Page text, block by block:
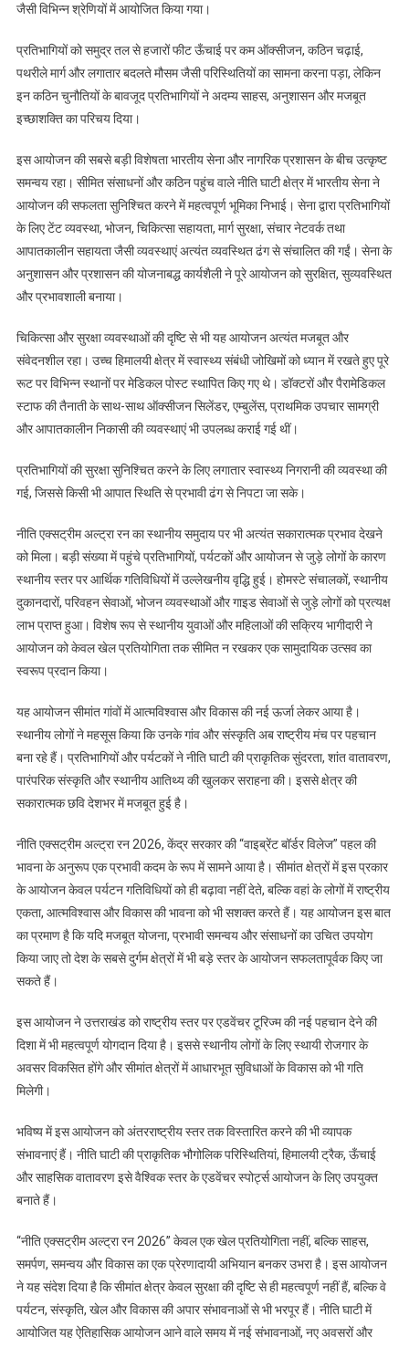
जैसी विभिन्न श्रेणियों में आयोजित किया गया।
प्रतिभागियों को समुद्र तल से हजारों फीट ऊँचाई पर कम ऑक्सीजन, कठिन चढ़ाई,
पथरीले मार्ग और लगातार बदलते मौसम जैसी परिस्थितियों का सामना करना पड़ा, लेकिन
इन कठिन चुनौतियों के बावजूद प्रतिभागियों ने अदम्य साहस, अनुशासन और मजबूत
इच्छाशक्ति का परिचय दिया।
इस आयोजन की सबसे बड़ी विशेषता भारतीय सेना और नागरिक प्रशासन के बीच उत्कृष्ट
समन्वय रहा। सीमित संसाधनों और कठिन पहुंच वाले नीति घाटी क्षेत्र में भारतीय सेना ने
आयोजन की सफलता सुनिश्चित करने में महत्वपूर्ण भूमिका निभाई। सेना द्वारा प्रतिभागियों
के लिए टेंट व्यवस्था, भोजन, चिकित्सा सहायता, मार्ग सुरक्षा, संचार नेटवर्क तथा
आपातकालीन सहायता जैसी व्यवस्थाएं अत्यंत व्यवस्थित ढंग से संचालित की गईं। सेना के
अनुशासन और प्रशासन की योजनाबद्ध कार्यशैली ने पूरे आयोजन को सुरक्षित, सुव्यवस्थित
और प्रभावशाली बनाया।
चिकित्सा और सुरक्षा व्यवस्थाओं की दृष्टि से भी यह आयोजन अत्यंत मजबूत और
संवेदनशील रहा। उच्च हिमालयी क्षेत्र में स्वास्थ्य संबंधी जोखिमों को ध्यान में रखते हुए पूरे
रूट पर विभिन्न स्थानों पर मेडिकल पोस्ट स्थापित किए गए थे। डॉक्टरों और पैरामेडिकल
स्टाफ की तैनाती के साथ-साथ ऑक्सीजन सिलेंडर, एम्बुलेंस, प्राथमिक उपचार सामग्री
और आपातकालीन निकासी की व्यवस्थाएं भी उपलब्ध कराई गई थीं।
प्रतिभागियों की सुरक्षा सुनिश्चित करने के लिए लगातार स्वास्थ्य निगरानी की व्यवस्था की
गई, जिससे किसी भी आपात स्थिति से प्रभावी ढंग से निपटा जा सके।
नीति एक्सट्रीम अल्ट्रा रन का स्थानीय समुदाय पर भी अत्यंत सकारात्मक प्रभाव देखने
को मिला। बड़ी संख्या में पहुंचे प्रतिभागियों, पर्यटकों और आयोजन से जुड़े लोगों के कारण
स्थानीय स्तर पर आर्थिक गतिविधियों में उल्लेखनीय वृद्धि हुई। होमस्टे संचालकों, स्थानीय
दुकानदारों, परिवहन सेवाओं, भोजन व्यवस्थाओं और गाइड सेवाओं से जुड़े लोगों को प्रत्यक्ष
लाभ प्राप्त हुआ। विशेष रूप से स्थानीय युवाओं और महिलाओं की सक्रिय भागीदारी ने
आयोजन को केवल खेल प्रतियोगिता तक सीमित न रखकर एक सामुदायिक उत्सव का
स्वरूप प्रदान किया।
यह आयोजन सीमांत गांवों में आत्मविश्वास और विकास की नई ऊर्जा लेकर आया है।
स्थानीय लोगों ने महसूस किया कि उनके गांव और संस्कृति अब राष्ट्रीय मंच पर पहचान
बना रहे हैं। प्रतिभागियों और पर्यटकों ने नीति घाटी की प्राकृतिक सुंदरता, शांत वातावरण,
पारंपरिक संस्कृति और स्थानीय आतिथ्य की खुलकर सराहना की। इससे क्षेत्र की
सकारात्मक छवि देशभर में मजबूत हुई है।
नीति एक्सट्रीम अल्ट्रा रन 2026, केंद्र सरकार की “वाइब्रेंट बॉर्डर विलेज” पहल की
भावना के अनुरूप एक प्रभावी कदम के रूप में सामने आया है। सीमांत क्षेत्रों में इस प्रकार
के आयोजन केवल पर्यटन गतिविधियों को ही बढ़ावा नहीं देते, बल्कि वहां के लोगों में राष्ट्रीय
एकता, आत्मविश्वास और विकास की भावना को भी सशक्त करते हैं। यह आयोजन इस बात
का प्रमाण है कि यदि मजबूत योजना, प्रभावी समन्वय और संसाधनों का उचित उपयोग
किया जाए तो देश के सबसे दुर्गम क्षेत्रों में भी बड़े स्तर के आयोजन सफलतापूर्वक किए जा
सकते हैं।
इस आयोजन ने उत्तराखंड को राष्ट्रीय स्तर पर एडवेंचर टूरिज्म की नई पहचान देने की
दिशा में भी महत्वपूर्ण योगदान दिया है। इससे स्थानीय लोगों के लिए स्थायी रोजगार के
अवसर विकसित होंगे और सीमांत क्षेत्रों में आधारभूत सुविधाओं के विकास को भी गति
मिलेगी।
भविष्य में इस आयोजन को अंतरराष्ट्रीय स्तर तक विस्तारित करने की भी व्यापक
संभावनाएं हैं। नीति घाटी की प्राकृतिक भौगोलिक परिस्थितियां, हिमालयी ट्रैक, ऊँचाई
और साहसिक वातावरण इसे वैश्विक स्तर के एडवेंचर स्पोर्ट्स आयोजन के लिए उपयुक्त
बनाते हैं।
“नीति एक्सट्रीम अल्ट्रा रन 2026” केवल एक खेल प्रतियोगिता नहीं, बल्कि साहस,
समर्पण, समन्वय और विकास का एक प्रेरणादायी अभियान बनकर उभरा है। इस आयोजन
ने यह संदेश दिया है कि सीमांत क्षेत्र केवल सुरक्षा की दृष्टि से ही महत्वपूर्ण नहीं हैं, बल्कि वे
पर्यटन, संस्कृति, खेल और विकास की अपार संभावनाओं से भी भरपूर हैं। नीति घाटी में
आयोजित यह ऐतिहासिक आयोजन आने वाले समय में नई संभावनाओं, नए अवसरों और